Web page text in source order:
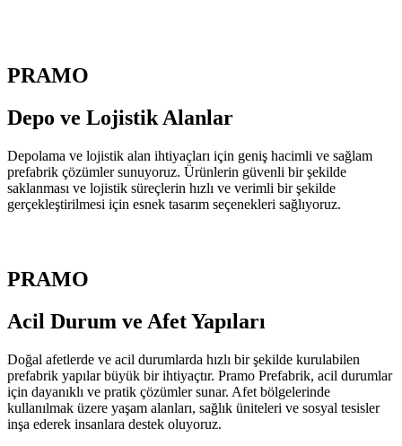
PRAMO
Depo ve LojistikAlanlar
Depolama ve lojistik alan ihtiyaçları için geniş hacimli ve sağlam
prefabrik çözümler sunuyoruz. Ürünlerin güvenli bir şekilde
saklanması ve lojistik süreçlerin hızlı ve verimli bir şekilde
gerçekleştirilmesi için esnek tasarım seçenekleri sağlıyoruz.
PRAMO
Acil Durum ve AfetYapıları
Doğal afetlerde ve acil durumlarda hızlı bir şekilde kurulabilen
prefabrik yapılar büyük bir ihtiyaçtır. Pramo Prefabrik, acil durumlar
için dayanıklı ve pratik çözümler sunar. Afet bölgelerinde
kullanılmak üzere yaşam alanları, sağlık üniteleri ve sosyal tesisler
inşa ederek insanlara destek oluyoruz.